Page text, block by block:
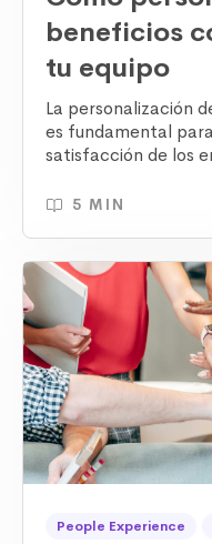
beneficios
tu equipo
La personalización
es fundamental
satisfacción de los
que se alineen con
mejorar la
beneficios de
conocer las
adaptarte a ellas,
diferencia.Aquí
estrategias de
talento.
5 MIN
People Experience